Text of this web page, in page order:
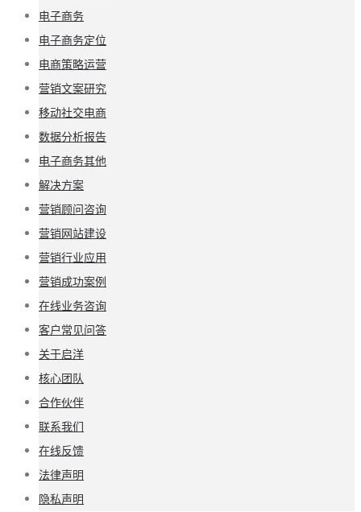
电子商务
电子商务定位
电商策略运营
营销文案研究
移动社交电商
数据分析报告
电子商务其他
解决方案
营销顾问咨询
营销网站建设
营销行业应用
营销成功案例
在线业务咨询
客户常见问答
关于启洋
核心团队
合作伙伴
联系我们
在线反馈
法律声明
隐私声明